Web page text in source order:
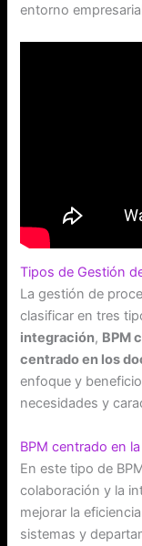
entorno
Tipos de Gestión
La gestión de
clasificar en tres
integración, BPM
centrado en los
enfoque y
necesidades y
BPM centrado en
En este tipo de
colaboración y la
mejorar la
sistemas y